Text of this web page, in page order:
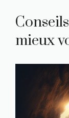
mieux